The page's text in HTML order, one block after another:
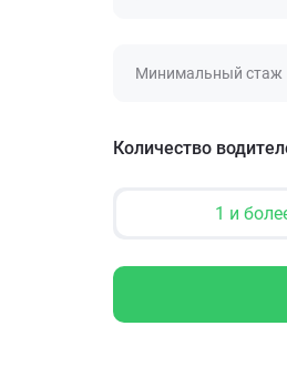
Минимальный стаж
Количество
1 и